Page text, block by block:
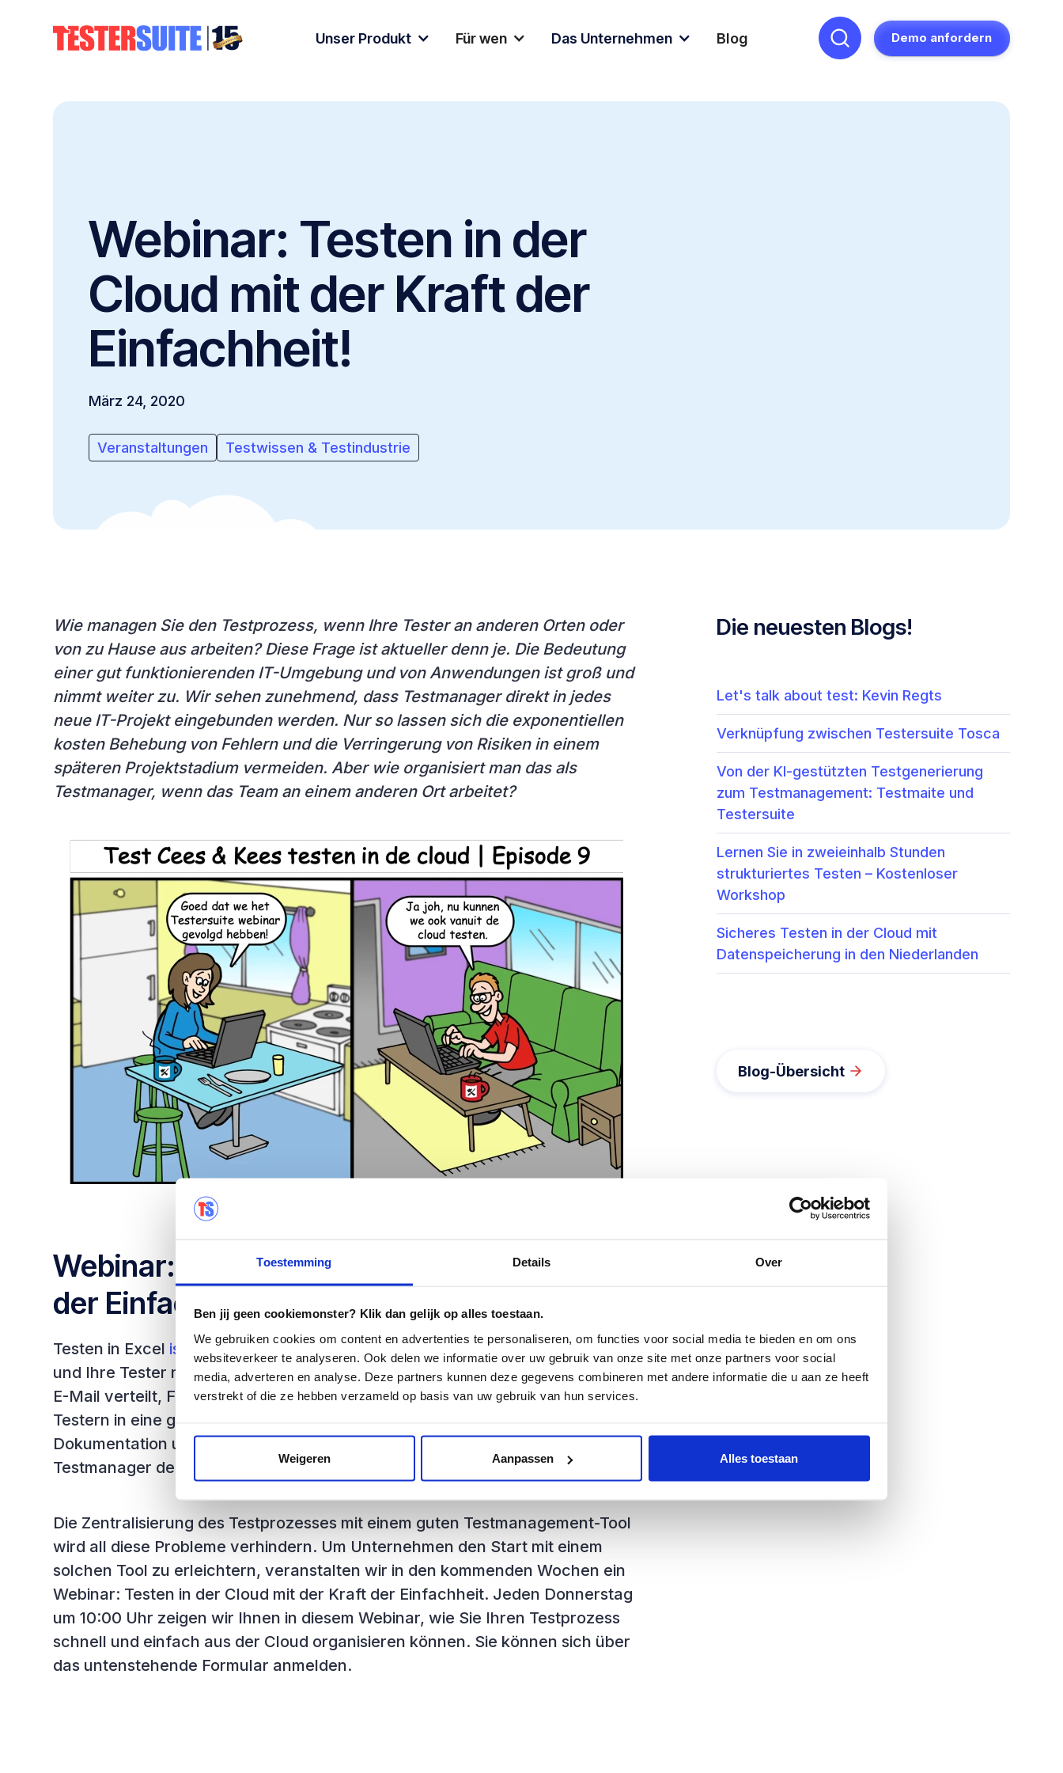
Toestemming Details Over
Ben jij geen cookiemonster? Klik dan gelijk op alles toestaan.
We gebruiken cookies om content en advertenties te personaliseren, om functies voor social media te bieden en om ons
websiteverkeer te analyseren. Ook delen we informatie over uw gebruik van onze site met onze partners voor social
media, adverteren en analyse. Deze partners kunnen deze gegevens combineren met andere informatie die u aan ze heeft
verstrekt of die ze hebben verzameld op basis van uw gebruik van hun services.
Weigeren Aanpassen Alles toestaan
Unser Produkt Für wen Das Unternehmen Blog Demo anfordern
Webinar: Testen in der
Cloud mit der Kraft der
Einfachheit!
März 24, 2020
Veranstaltungen Testwissen & Testindustrie
Wie managen Sie den Testprozess, wenn Ihre Tester an anderen Orten oder
von zu Hause aus arbeiten? Diese Frage ist aktueller denn je. Die Bedeutung
einer gut funktionierenden IT-Umgebung und von Anwendungen ist groß und
nimmt weiter zu. Wir sehen zunehmend, dass Testmanager direkt in jedes
neue IT-Projekt eingebunden werden. Nur so lassen sich die exponentiellen
kosten Behebung von Fehlern und die Verringerung von Risiken in einem
späteren Projektstadium vermeiden. Aber wie organisiert man das als
Testmanager, wenn das Team an einem anderen Ort arbeitet?
Webinar: Testen in der Cloud mit der Kraft
der Einfachheit
Testen in Excel ist die Hölle. Vor allem, wenn Ihr Testprozess umfangreich ist
und Ihre Tester räumlich weit voneinander entfernt sind. Dateien werden per
E-Mail verteilt, Fehler werden wieder per E-Mail gesammelt oder von den
Testern in eine gemeinsame Excel-Liste eingetragen und die gesamte
Dokumentation und Korrespondenz ist verstreut. In diesem Chaos verliert der
Testmanager den Überblick mit allen Risiken, die das mit sich bringt.
Die Zentralisierung des Testprozesses mit einem guten Testmanagement-Tool
wird all diese Probleme verhindern. Um Unternehmen den Start mit einem
solchen Tool zu erleichtern, veranstalten wir in den kommenden Wochen ein
Webinar: Testen in der Cloud mit der Kraft der Einfachheit. Jeden Donnerstag
um 10:00 Uhr zeigen wir Ihnen in diesem Webinar, wie Sie Ihren Testprozess
schnell und einfach aus der Cloud organisieren können. Sie können sich über
das untenstehende Formular anmelden.
Die neuesten Blogs!
Let's talk about test: Kevin Regts
Verknüpfung zwischen Testersuite Tosca
Von der KI-gestützten Testgenerierung
zum Testmanagement: Testmaite und
Testersuite
Lernen Sie in zweieinhalb Stunden
strukturiertes Testen – Kostenloser
Workshop
Sicheres Testen in der Cloud mit
Datenspeicherung in den Niederlanden
Blog-Übersicht